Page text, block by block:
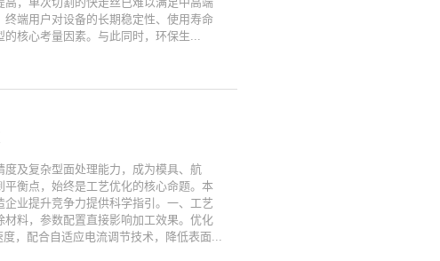
端用户对设备的长期稳定性、使用寿命
核心考量因素。与此同时，环保生...
及复杂型面处理能力，成为模具、航
衡点，始终是工艺优化的核心命题。本
业提升竞争力提供科学指引。一、工艺
料，参数配置直接影响加工效果。优化
，配合自适应电流调节技术，降低表面...